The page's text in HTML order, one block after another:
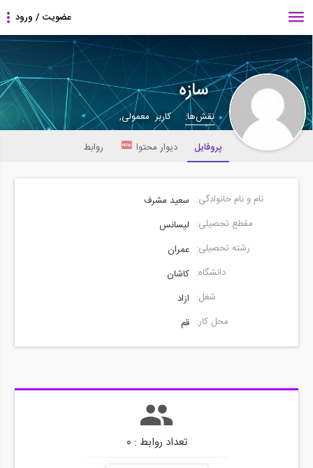
سازه
نقش‌ها:
کاربر معمولی,
پروفایل
دیوار محتوا روابط
نام و نام خانوادگی: سعید مشرف
مقطع تحصیلی: لیسانس
رشته تحصیلی: عمران
دانشگاه: کاشان
شغل: ازاد
محل کار: قم
تعداد روابط : 0